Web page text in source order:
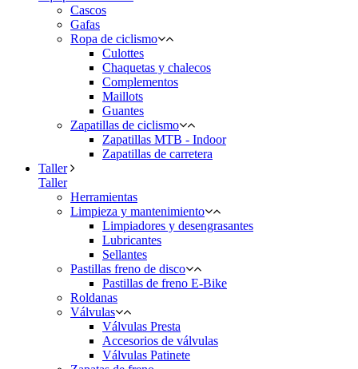
Cascos
Gafas
Ropa de ciclismo
Culottes
Chaquetas y chalecos
Complementos
Maillots
Guantes
Zapatillas de ciclismo
Zapatillas MTB - Indoor
Zapatillas de carretera
Taller
Taller
Herramientas
Limpieza y mantenimiento
Limpiadores y desengrasantes
Lubricantes
Sellantes
Pastillas freno de disco
Pastillas de freno E-Bike
Roldanas
Válvulas
Válvulas Presta
Accesorios de válvulas
Válvulas Patinete